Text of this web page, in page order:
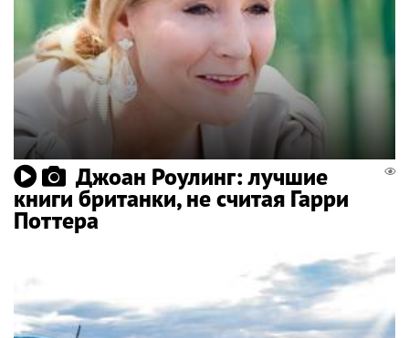
Джоан Роулинг: лучшие
книги британки, не считая Гарри
Поттера